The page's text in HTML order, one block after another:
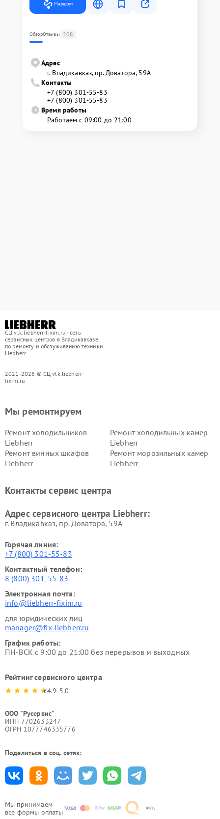
Маршрут
ОбзорОтзывы 208
Адрес
г. Владикавказ, пр. Доватора, 59А
Контакты
+7 (800) 301-55-83
+7 (800) 301-55-83
Время работы
Работаем с 09:00 до 21:00
СЦ vlk.liebherr-fixim.ru - сеть
сервисных центров в Владикавказе
по ремонту и обслуживанию техники
Liebherr
2021-2026 © СЦ vlk.liebherr-
fixim.ru
Мы принимаем
все формы оплаты
Мы ремонтируем
Ремонт холодильников
Liebherr
Ремонт холодильных камер
Liebherr
Ремонт винных шкафов
Liebherr
Ремонт морозильных камер
Liebherr
Контакты сервис центра
Адрес сервисного центра Liebherr:
г. Владикавказ, пр. Доватора, 59А
Горячая линия:
+7 (800) 301-55-83
Контактный телефон:
8 (800) 301-55-83
Электронная почта:
info@liebherr-fixim.ru
для юридических лиц
manager@fix-liebherr.ru
График работы:
ПН-ВСК с 9:00 до 21:00 без перерывов и выходных
Рейтинг сервисного центра
4.9-5.0
ООО "Русервис"
ИНН 7702633247
ОГРН 1077746335776
Поделиться в соц. сетях: